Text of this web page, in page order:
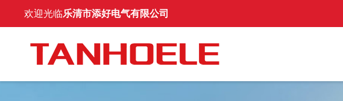
欢迎光临乐清市添好电气有限公司